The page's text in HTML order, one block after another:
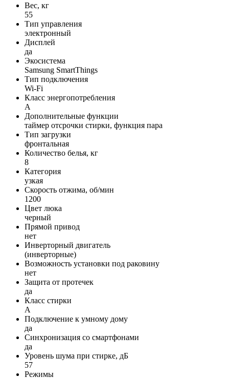
Вес, кг
55
Тип управления
электронный
Дисплей
да
Экосистема
Samsung SmartThings
Тип подключения
Wi-Fi
Класс энергопотребления
A
Дополнительные функции
таймер отсрочки стирки, функция пара
Тип загрузки
фронтальная
Количество белья, кг
8
Категория
узкая
Скорость отжима, об/мин
1200
Цвет люка
черный
Прямой привод
нет
Инверторный двигатель
(инверторные)
Возможность установки под раковину
нет
Защита от протечек
да
Класс стирки
A
Подключение к умному дому
да
Синхронизация со смартфонами
да
Уровень шума при стирке, дБ
57
Режимы